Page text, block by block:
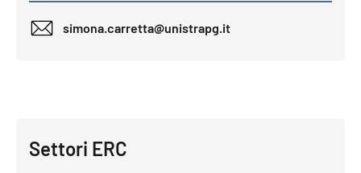
simona.carretta@unistrapg.it
Settori ERC